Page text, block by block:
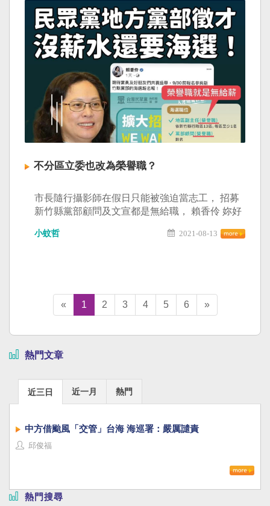
周圍的親人， 請問這些事跟機組人員3＋11有何
關聯？ 完全無關！ 柯文哲你能保證台北市完全沒
有居家檢疫的人違規外出造成防疫破口？ 台北市
死亡人數高達300人以上，檳榔柯現在忙著把責任
甩鍋給別人，這種就是標準的傲慢，不要臉。
不分區立委也改為榮譽職？
市長隨行攝影師在假日只能被強迫當志工， 招募
新竹縣黨部顧問及文宣都是無給職， 賴香伶 妳好
委也改為榮譽職？
小蚊哲 2021-08-13
« 1 2 3 4 5 6 »
熱門文章
近三日 近一月 熱門
中方借颱風「交管」台海 海巡署：嚴厲譴責
邱俊福
熱門搜尋